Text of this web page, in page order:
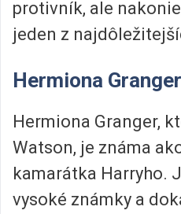
protivník, ale
jeden z
Hermiona
Hermiona Granger,
Watson, je známa
kamarátka Harryho.
vysoké známky a